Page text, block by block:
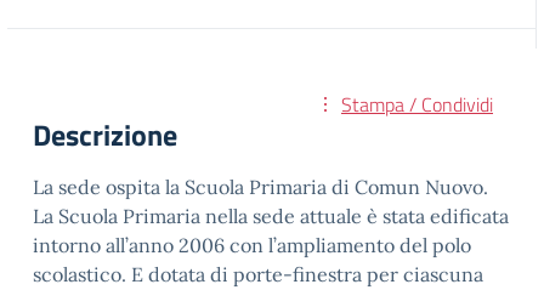
Stampa / Condividi
Descrizione
La sede ospita la Scuola Primaria di Comun Nuovo.
La Scuola Primaria nella sede attuale è stata edificata
intorno all’anno 2006 con l’ampliamento del polo
scolastico. E dotata di porte-finestra per ciascuna